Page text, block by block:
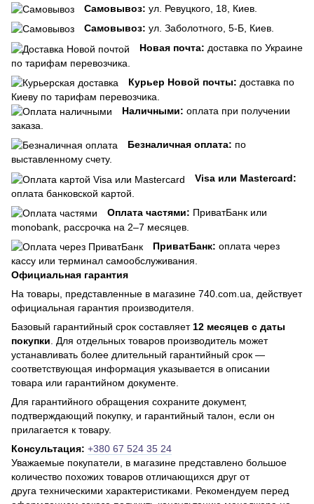
Самовывоз: ул. Ревуцкого, 18, Киев.
Самовывоз: ул. Заболотного, 5-Б, Киев.
Новая почта: доставка по Украине
по тарифам перевозчика.
Курьер Новой почты: доставка по
Киеву по тарифам перевозчика.
Наличными: оплата при получении
заказа.
Безналичная оплата: по
выставленному счету.
Visa или Mastercard:
оплата банковской картой.
Оплата частями: ПриватБанк или
monobank, рассрочка на 2–7 месяцев.
ПриватБанк: оплата через
кассу или терминал самообслуживания.
Официальная гарантия
На товары, представленные в магазине 740.com.ua, действует
официальная гарантия производителя.
Базовый гарантийный срок составляет12 месяцев с даты
покупки. Для отдельных товаров производитель может
устанавливать более длительный гарантийный срок —
соответствующая информация указывается в описании
товара или гарантийном документе.
Для гарантийного обращения сохраните документ,
подтверждающий покупку, и гарантийный талон, если он
прилагается к товару.
Консультация: +380 67 524 35 24
Уважаемые покупатели, в магазине представлено большое
количество похожих товаров отличающихся друг от
друга техническими характеристиками. Рекомендуем перед